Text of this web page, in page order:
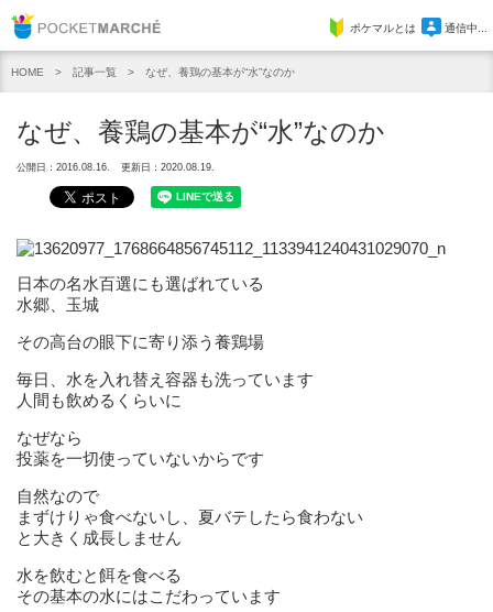
Pocket Marcheポケマルとは 通信中...
HOME 記事一覧 なぜ、養鶏の基本が“水”なのか
なぜ、養鶏の基本が“水”なのか
公開日：2016.08.16. 更新日：2020.08.19.
日本の名水百選にも選ばれている
水郷、玉城
その高台の眼下に寄り添う養鶏場
毎日、水を入れ替え容器も洗っています
人間も飲めるくらいに
なぜなら
投薬を一切使っていないからです
自然なので
まずけりゃ食べないし、夏バテしたら食わない
と大きく成長しません
水を飲むと餌を食べる
その基本の水にはこだわっています